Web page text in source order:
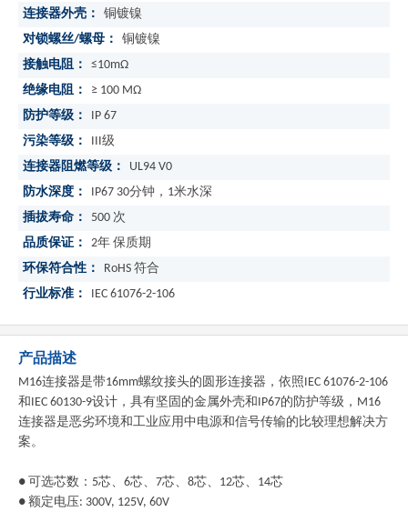
连接器外壳：
铜镀镍
对锁螺丝/螺母：
铜镀镍
接触电阻：
≤10mΩ
绝缘电阻：
≥ 100 MΩ
防护等级：
IP 67
污染等级：
III级
连接器阻燃等级：
UL94 V0
防水深度：
IP67 30分钟，1米水深
插拔寿命：
500 次
品质保证：
2年 保质期
环保符合性：
RoHS 符合
行业标准：
IEC 61076-2-106
产品描述
M16连接器是带16mm螺纹接头的圆形连接器，依照IEC 61076-2-106
和IEC 60130-9设计，具有坚固的金属外壳和IP67的防护等级，M16
连接器是恶劣环境和工业应用中电源和信号传输的比较理想解决方
案。
● 可选芯数：5芯、6芯、7芯、8芯、12芯、14芯
● 额定电压: 300V, 125V, 60V